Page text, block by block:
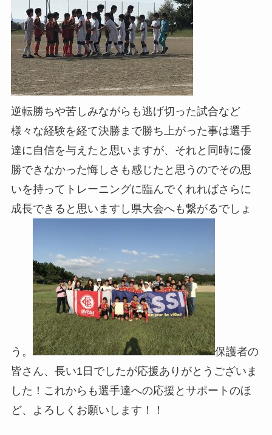
逆転勝ちや苦しみながらも逃げ切った試合など
様々な経験を経て決勝まで勝ち上がった事は選手
達に自信を与えたと思いますが、それと同時に優
勝できなかった悔しさも感じたと思うのでその思
いを持ってトレーニングに臨んでくれればさらに
成長できると思いますし県大会へも繋がるでしょ
う。
保護者の
皆さん、長い1日でしたが応援ありがとうございま
した！これからも選手達への応援とサポートのほ
ど、よろしくお願いします！！